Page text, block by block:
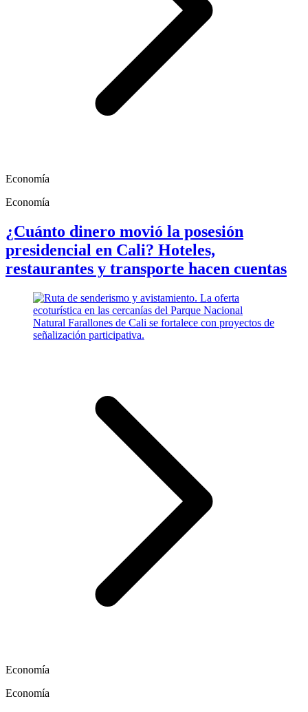
Economía
Economía
¿Cuánto dinero movió la posesión
presidencial en Cali? Hoteles,
restaurantes y transporte hacen cuentas
Economía
Economía